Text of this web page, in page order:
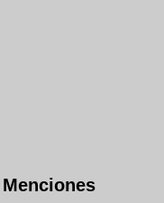
Menciones